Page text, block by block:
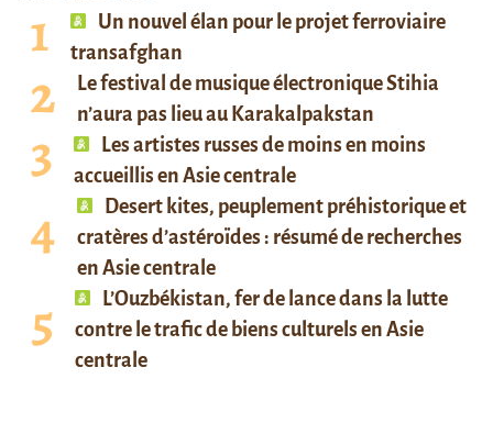
Un nouvel élan pour le projet ferroviaire
transafghan
Le festival de musique électronique Stihia
n’aura pas lieu au Karakalpakstan
Les artistes russes de moins en moins
accueillis en Asie centrale
Desert kites, peuplement préhistorique et
cratères d’astéroïdes : résumé de recherches
en Asie centrale
L’Ouzbékistan, fer de lance dans la lutte
contre le trafic de biens culturels en Asie
centrale